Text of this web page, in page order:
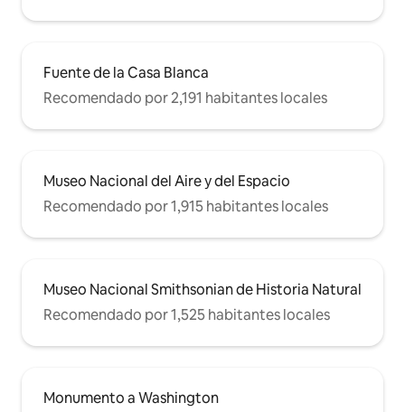
Fuente de la Casa Blanca
Recomendado por 2,191 habitantes locales
Museo Nacional del Aire y del Espacio
Recomendado por 1,915 habitantes locales
Museo Nacional Smithsonian de Historia Natural
Recomendado por 1,525 habitantes locales
Monumento a Washington